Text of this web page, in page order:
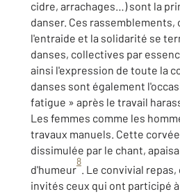
cidre, arrachages…) sont la
danser. Ces
l'entraide et la solidarité se
danses, collectives par
ainsi l'expression de toute la
danses sont également
fatigue » après le travail
Les femmes comme les
travaux manuels. Cette
dissimulée par le chant,
d'humeur
8
. Le convivial
invités ceux qui ont participé